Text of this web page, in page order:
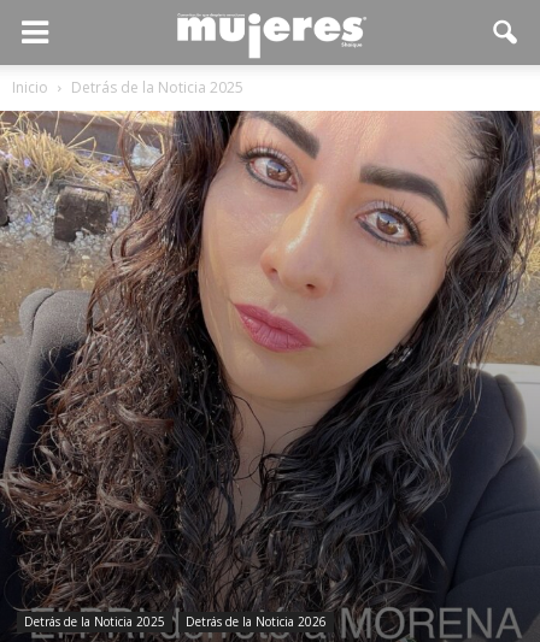
Inicio Detrás de la Noticia 2025
Detrás de la Noticia 2025 Detrás de la Noticia 2026